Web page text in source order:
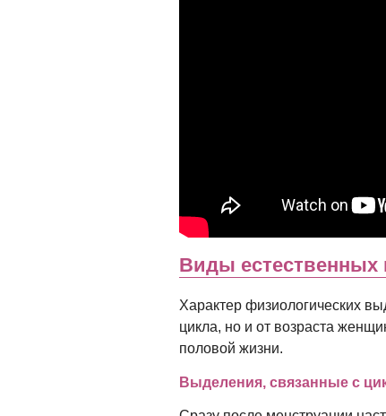
Виды естественных
Характер физиологических
цикла, но и от возраста
половой жизни.
Выделения, связанные с